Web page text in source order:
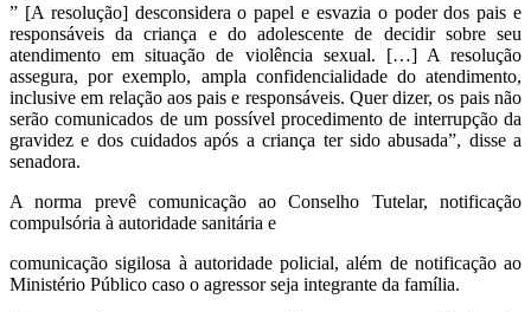
” [A resolução] desconsidera o papel e esvazia o poder dos pais e
responsáveis da criança e do adolescente de decidir sobre seu
atendimento em situação de violência sexual. […] A resolução
assegura, por exemplo, ampla confidencialidade do atendimento,
inclusive em relação aos pais e responsáveis. Quer dizer, os pais não
serão comunicados de um possível procedimento de interrupção da
gravidez e dos cuidados após a criança ter sido abusada”, disse a
senadora.
A norma prevê comunicação ao Conselho Tutelar, notificação
compulsória à autoridade sanitária e
comunicação sigilosa à autoridade policial, além de notificação ao
Ministério Público caso o agressor seja integrante da família.